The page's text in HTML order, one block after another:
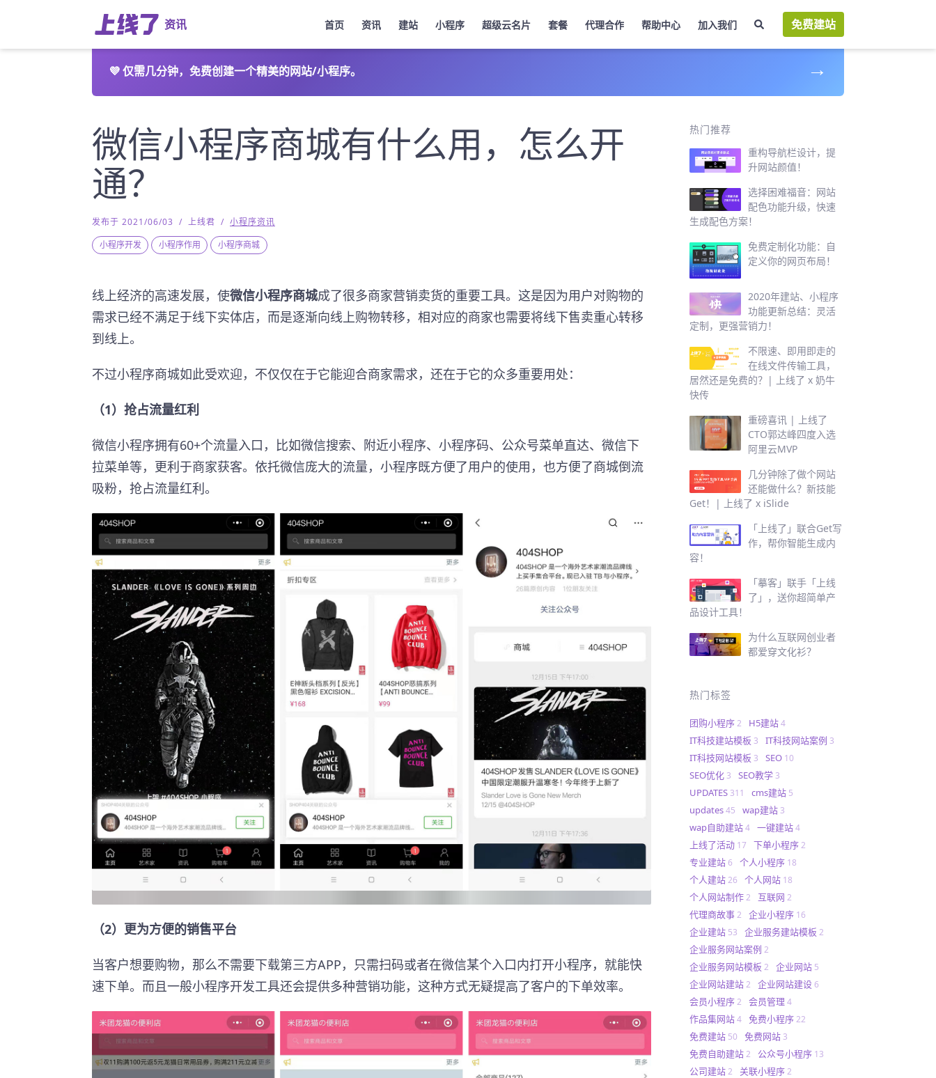
资讯 首页 资讯 建站 小程序 超级云名片 套餐 代理合作 帮助中心 加入我们 免费建站
💜仅需几分钟，免费创建一个精美的网站/小程序。 →
微信小程序商城有什么用，怎么开
通？
发布于 2021/06/03 / 上线君 / 小程序资讯
小程序开发
小程序作用 小程序商城
线上经济的高速发展，使微信小程序商城成了很多商家营销卖货的重要工具。这是因为用户对购物的
需求已经不满足于线下实体店，而是逐渐向线上购物转移，相对应的商家也需要将线下售卖重心转移
到线上。
不过小程序商城如此受欢迎，不仅仅在于它能迎合商家需求，还在于它的众多重要用处：
（1）抢占流量红利
微信小程序拥有60+个流量入口，比如微信搜索、附近小程序、小程序码、公众号菜单直达、微信下
拉菜单等，更利于商家获客。依托微信庞大的流量，小程序既方便了用户的使用，也方便了商城倒流
吸粉，抢占流量红利。
（2）更为方便的销售平台
当客户想要购物，那么不需要下载第三方APP，只需扫码或者在微信某个入口内打开小程序，就能快
速下单。而且一般小程序开发工具还会提供多种营销功能，这种方式无疑提高了客户的下单效率。
热门推荐
重构导航栏设计，提
升网站颜值！
选择困难福音：网站
配色功能升级，快速
生成配色方案！
免费定制化功能：自
定义你的网页布局！
2020年建站、小程序
功能更新总结：灵活
定制，更强营销力！
不限速、即用即走的
在线文件传输工具，
居然还是免费的？| 上线了 x 奶牛
快传
重磅喜讯 | 上线了
CTO郭达峰四度入选
阿里云MVP
几分钟除了做个网站
还能做什么？新技能
Get！| 上线了 x iSlide
「上线了」联合Get写
作，帮你智能生成内
容！
「摹客」联手「上线
了」，送你超简单产
品设计工具！
为什么互联网创业者
都爱穿文化衫？
热门标签
团购小程序 2 H5建站 4
IT科技建站模板 3 IT科技网站案例 3
IT科技网站模板 3 SEO 10
SEO优化 3 SEO教学 3
UPDATES 311 cms建站 5
updates 45 wap建站 3
wap自助建站 4 一键建站 4
上线了活动 17 下单小程序 2
专业建站 6 个人小程序 18
个人建站 26 个人网站 18
个人网站制作 2 互联网 2
代理商故事 2 企业小程序 16
企业建站 53 企业服务建站模板 2
企业服务网站案例 2
企业服务网站模板 2 企业网站 5
企业网站建站 2 企业网站建设 6
会员小程序 2 会员管理 4
作品集网站 4 免费小程序 22
免费建站 50 免费网站 3
免费自助建站 2 公众号小程序 13
公司建站 2 关联小程序 2